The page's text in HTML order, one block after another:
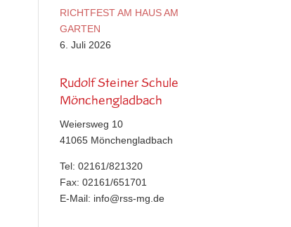
RICHTFEST AM HAUS AM
GARTEN
6. Juli 2026
Rudolf Steiner Schule
Mönchengladbach
Weiersweg 10
41065 Mönchengladbach
Tel: 02161/821320
Fax: 02161/651701
E-Mail: info@rss-mg.de